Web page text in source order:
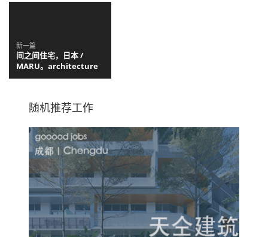
新一篇
间之间住宅，日本 /
MARU。architecture
随机推荐工作